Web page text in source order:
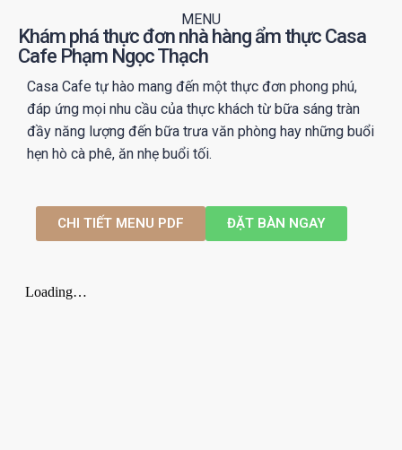
MENU
Khám phá thực đơn nhà hàng ẩm thực Casa
Cafe Phạm Ngọc Thạch
Casa Cafe tự hào mang đến một thực đơn phong phú,
đáp ứng mọi nhu cầu của thực khách từ bữa sáng tràn
đầy năng lượng đến bữa trưa văn phòng hay những buổi
hẹn hò cà phê, ăn nhẹ buổi tối.
CHI TIẾT MENU PDF ĐẶT BÀN NGAY